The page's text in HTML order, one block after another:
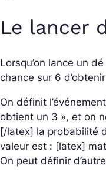
Le lancer
Lorsqu’on lance un
chance sur 6
On définit
obtient un 3 », et on
[/latex] la probabilité
valeur est : [latex]
On peut définir